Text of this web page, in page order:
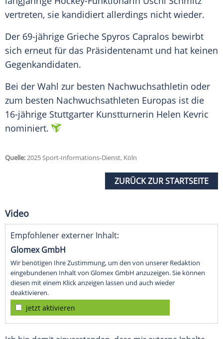
vertreten, sie kandidiert allerdings nicht wieder.
Der 69-jährige Grieche Spyros Capralos bewirbt
sich erneut für das Präsidentenamt und hat keinen
Gegenkandidaten.
Bei der Wahl zur besten Nachwuchsathletin oder
zum besten Nachwuchsathleten Europas ist die
16-jährige Stuttgarter Kunstturnerin Helen Kevric
nominiert.
Quelle:2025 Sport-Informations-Dienst, Köln
ZURÜCK ZUR STARTSEITE
Video
Empfohlener externer Inhalt:
Glomex GmbH
Wir benötigen Ihre Zustimmung, um den von unserer Redaktion
eingebundenen Inhalt von Glomex GmbH anzuzeigen. Sie können
diesen mit einem Klick anzeigen lassen und auch wieder
deaktivieren.
jetzt aktivieren